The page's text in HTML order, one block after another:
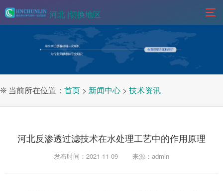
河北 |切换地区
❊ 当前所在位置： 首页 > 新闻中心 > 技术资讯
河北反渗透过滤技术在水处理工艺中的作用原理
发布时间：2021-11-09 来源：admin